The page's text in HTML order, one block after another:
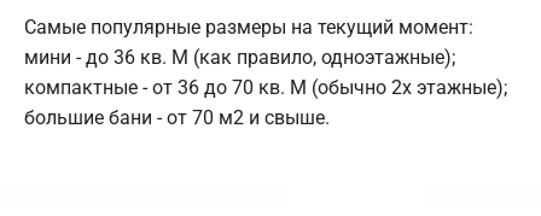
Самые популярные размеры на текущий момент:
мини - до 36 кв. М (как правило, одноэтажные);
компактные - от 36 до 70 кв. М (обычно 2х этажные);
большие бани - от 70 м2 и свыше.